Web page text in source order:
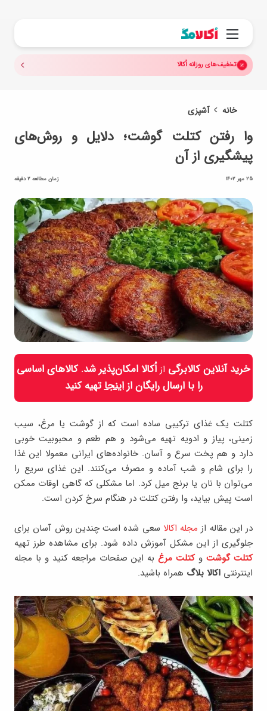
منو
تخفیف‌های روزانه اُکالا
خانه آشپزی
وا رفتن کتلت گوشت؛ دلایل و روش‌های
پیشگیری از آن
25 مهر 1402 زمان مطالعه 2 دقیقه
خرید آنلاین کالابرگی از اُکالا امکان‌پذیر شد. کالاهای اساسی
را با ارسال رایگان ازاینجاتهیه کنید
کتلت یک غذای ترکیبی ساده‌ است که از گوشت یا مرغ، سیب
زمینی، پیاز و ادویه تهیه می‌شود و هم طعم و محبوبیت خوبی
دارد و هم پخت سرع و آسان. خانواده‌های ایرانی معمولا این غذا
را برای شام و شب آماده و مصرف می‌کنند. این غذای سریع را
می‌توان با نان یا برنج میل کرد. اما مشکلی که گاهی اوقات ممکن
است پیش بیاید، وا رفتن کتلت در هنگام سرخ کردن است.
در این مقاله از مجله اکالا سعی شده است چندین روش آسان برای
جلوگیری از این مشکل آموزش داده شود. برای مشاهده طرز تهیه
کتلت گوشت و کتلت مرغ به این صفحات مراجعه کنید و با مجله
اینترنتی اکالا بلاگ همراه باشید.